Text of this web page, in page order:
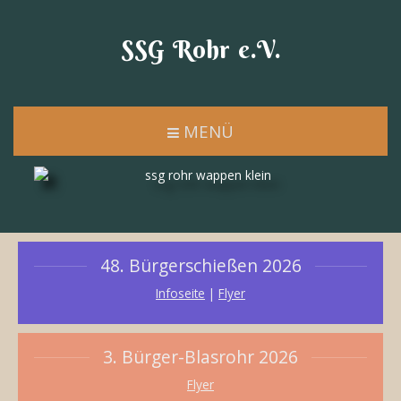
SSG Rohr e.V.
MENÜ
48. Bürgerschießen 2026
Infoseite | Flyer
3. Bürger-Blasrohr 2026
Flyer